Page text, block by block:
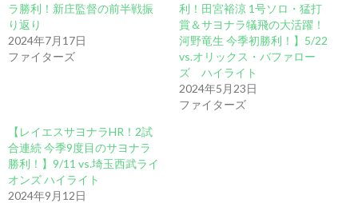
ラ勝利！新庄監督の前半戦振
り返り
2024年7月17日
ファイターズ
利！田宮裕涼 1号ソロ・猛打
賞＆サヨナラ犠飛の大活躍！
河野竜生 今季初勝利！】5/22
vs.オリックス・バファロー
ズ ハイライト
2024年5月23日
ファイターズ
【レイエスサヨナラHR！2試
合連続 今季9度目のサヨナラ
勝利！】9/11 vs.埼玉西武ライ
オンズ ハイライト
2024年9月12日